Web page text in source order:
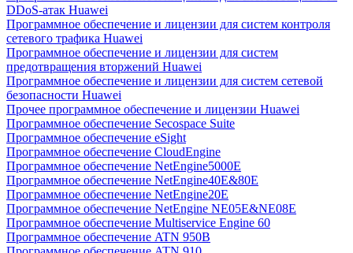
DDoS-атак Huawei
Программное обеспечение и лицензии для систем контроля
сетевого трафика Huawei
Программное обеспечение и лицензии для систем
предотвращения вторжений Huawei
Программное обеспечение и лицензии для систем сетевой
безопасности Huawei
Прочее программное обеспечение и лицензии Huawei
Программное обеспечение Secospace Suite
Программное обеспечение eSight
Программное обеспечение CloudEngine
Программное обеспечение NetEngine5000E
Программное обеспечение NetEngine40E&80E
Программное обеспечение NetEngine20E
Программное обеспечение NetEngine NE05E&NE08E
Программное обеспечение Multiservice Engine 60
Программное обеспечение ATN 950B